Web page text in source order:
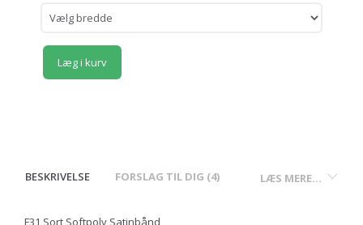
Læg i kurv
LÆS MERE...
BESKRIVELSE FORSLAG TIL DIG (4)
F31 Sort Softpoly Satinbånd